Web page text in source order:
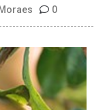
0